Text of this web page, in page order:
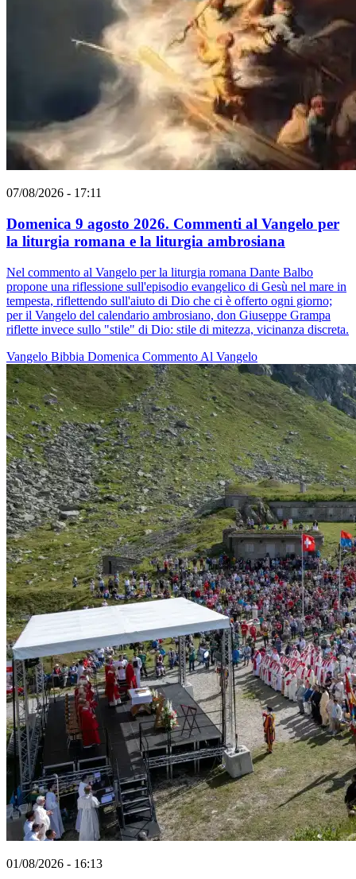
07/08/2026 - 17:11
Domenica 9 agosto 2026. Commenti al Vangelo per
la liturgia romana e la liturgia ambrosiana
Nel commento al Vangelo per la liturgia romana Dante Balbo
propone una riflessione sull'episodio evangelico di Gesù nel mare in
tempesta, riflettendo sull'aiuto di Dio che ci è offerto ogni giorno;
per il Vangelo del calendario ambrosiano, don Giuseppe Grampa
riflette invece sullo "stile" di Dio: stile di mitezza, vicinanza discreta.
Vangelo Bibbia Domenica Commento Al Vangelo
01/08/2026 - 16:13